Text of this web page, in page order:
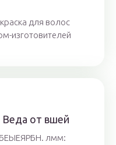
для волос
изготовителей
Веда от вшей
лмм: